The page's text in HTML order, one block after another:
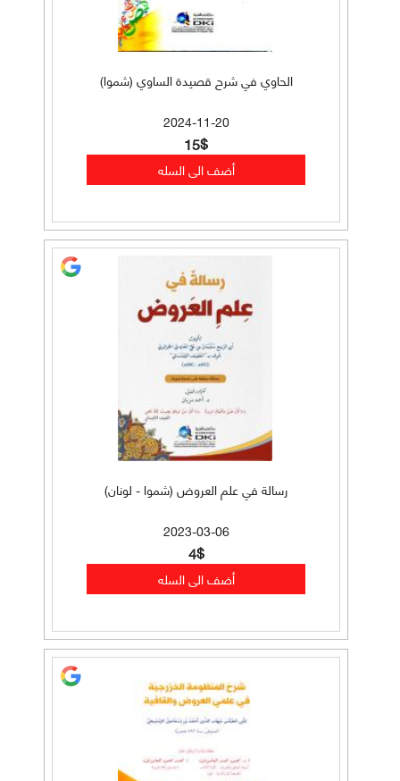
الحاوي في شرح قصيدة الساوي (شموا)
2024-11-20
15$
رسالة في علم العروض (شموا - لونان)
2023-03-06
4$